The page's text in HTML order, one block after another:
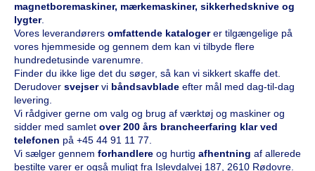
magnetboremaskiner, mærkemaskiner, sikkerhedsknive og
lygter.
Vores leverandørers omfattende katalogerer tilgængelige på
vores hjemmeside og gennem dem kan vi tilbyde flere
hundredetusinde varenumre.
Finder du ikke lige det du søger, så kan vi sikkert skaffe det.
Derudover svejservi båndsavblade efter mål med dag-til-dag
levering.
Vi rådgiver gerne om valg og brug af værktøj og maskiner og
sidder med samlet over 200 års brancheerfaring klar ved
telefonen på +45 44 91 11 77
Vi sælger gennem forhandlere og hurtig afhentning af allerede
bestilte varer er også muligt fra Islevdalvej 187, 2610 Rødovre.